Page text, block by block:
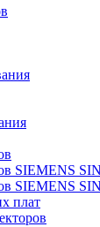
SIEMENS
SIEMENS
плат